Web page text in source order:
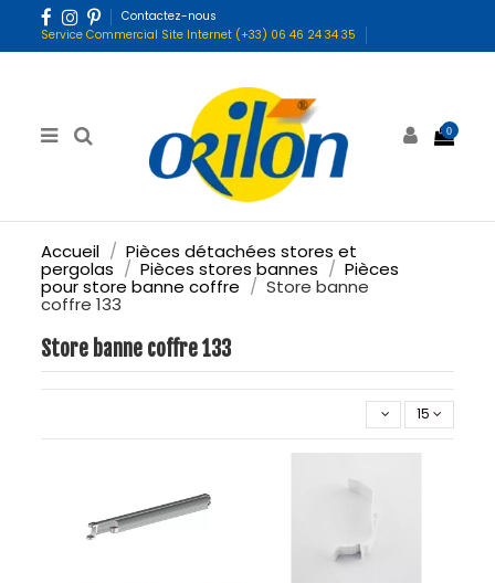
Contactez-nous
Service Commercial Site Internet (+33) 06 46 24 34 35
0
Accueil Pièces détachées stores et
pergolas Pièces stores bannes Pièces
pour store banne coffre Store banne
coffre 133
Store banne coffre 133
15